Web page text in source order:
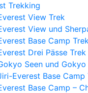
Trekking
View Trek
View und
Base Camp
Drei Pässe Trek
Seen und Gokyo
Everest Base Camp
Base Camp –